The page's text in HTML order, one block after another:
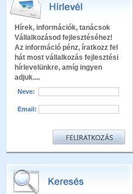
Hírek, információk, tanácsok
Vállalkozásod fejlesztéséhez!
Az információ pénz, íratkozz fel
hát most vállalkozás fejlesztési
hírlevelünkre, amíg ingyen
adjuk....
Neve:
Email: